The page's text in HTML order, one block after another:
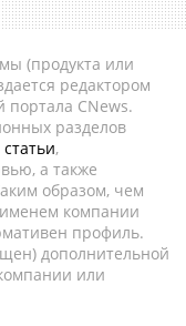
(продукта или
редактором
портала CNews.
разделов
статьи,
а также
образом, чем
компании
профиль.
дополнительной
или